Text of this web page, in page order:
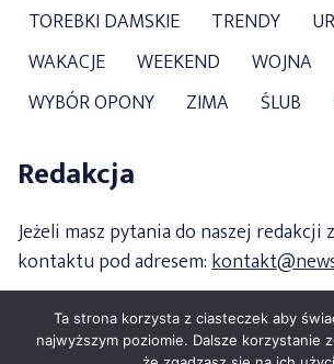
TOREBKI DAMSKIE
TRENDY
WAKACJE
WEEKEND
WOJNA
WYBÓR OPONY
ZIMA ŚLUB
Redakcja
Jeżeli masz pytania do naszej redakcji
kontaktu pod adresem:
Ta strona korzysta z ciasteczek aby
najwyższym poziomie. Dalsze korzystanie